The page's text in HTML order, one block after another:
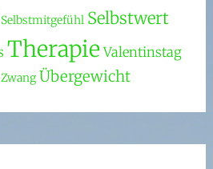
Selbstmitgefühl Selbstwert
Therapie Valentinstag
Zwang Übergewicht